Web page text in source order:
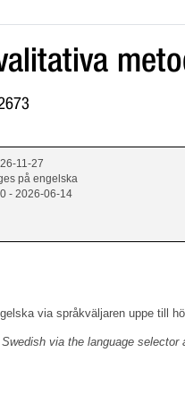
11-27
på engelska
- 2026-06-14
via språkväljaren uppe till
via the language selector